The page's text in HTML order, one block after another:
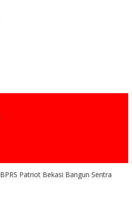
BPRS Patriot Bekasi Bangun Sentra